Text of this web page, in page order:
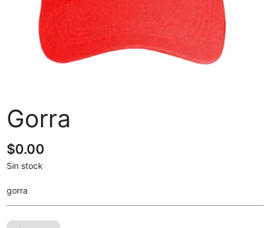
Gorra
$0.00
Sin stock
gorra